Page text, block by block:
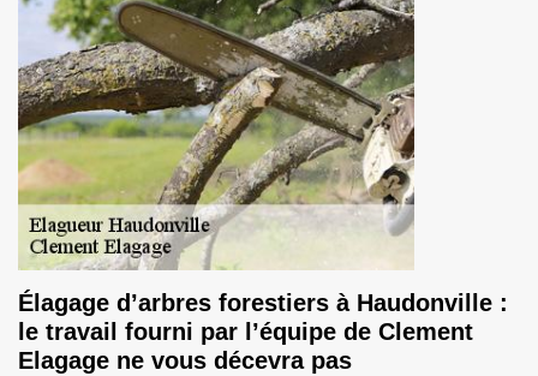
Élagage d’arbres forestiers à Haudonville :
le travail fourni par l’équipe de Clement
Elagage ne vous décevra pas